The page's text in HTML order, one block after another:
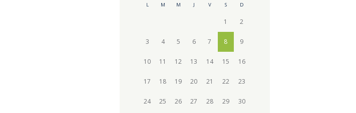
L M M J V S D
1 2
3 4 5 6 7 8 9
10 11 12 13 14 15 16
17 18 19 20 21 22 23
24 25 26 27 28 29 30